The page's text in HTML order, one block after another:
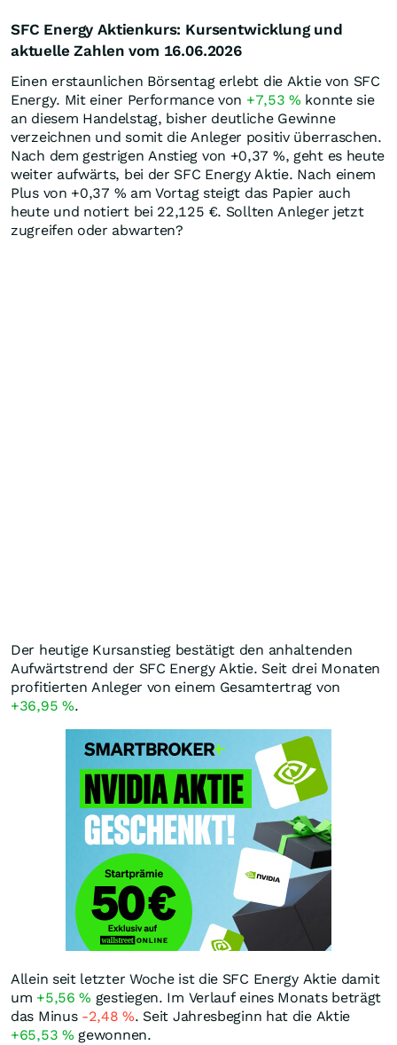
SFC Energy Aktienkurs: Kursentwicklung und
aktuelle Zahlen vom 16.06.2026
Einen erstaunlichen Börsentag erlebt die Aktie von SFC
Energy. Mit einer Performance von +7,53% konnte sie
an diesem Handelstag, bisher deutliche Gewinne
verzeichnen und somit die Anleger positiv überraschen.
Nach dem gestrigen Anstieg von +0,37 %, geht es heute
weiter aufwärts, bei der SFC Energy Aktie. Nach einem
Plus von +0,37 % am Vortag steigt das Papier auch
heute und notiert bei 22,125 €. Sollten Anleger jetzt
zugreifen oder abwarten?
Der heutige Kursanstieg bestätigt den anhaltenden
Aufwärtstrend der SFC Energy Aktie. Seit drei Monaten
profitierten Anleger von einem Gesamtertrag von
+36,95 %.
Allein seit letzter Woche ist die SFC Energy Aktie damit
um +5,56% gestiegen. Im Verlauf eines Monats beträgt
das Minus -2,48%. Seit Jahresbeginn hat die Aktie
+65,53 % gewonnen.